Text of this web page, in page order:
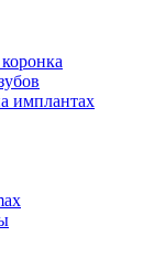
имплантах